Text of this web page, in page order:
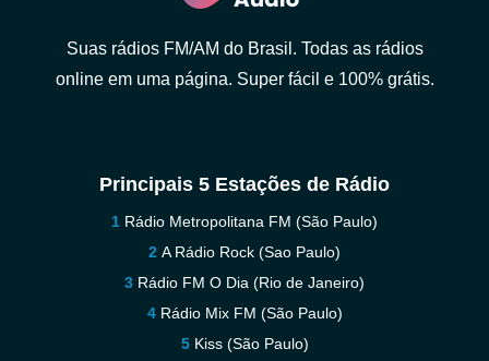
Suas rádios FM/AM do Brasil. Todas as rádios
online em uma página. Super fácil e 100% grátis.
Principais 5 Estações de Rádio
Rádio Metropolitana FM (São Paulo)
A Rádio Rock (Sao Paulo)
Rádio FM O Dia (Rio de Janeiro)
Rádio Mix FM (São Paulo)
Kiss (São Paulo)